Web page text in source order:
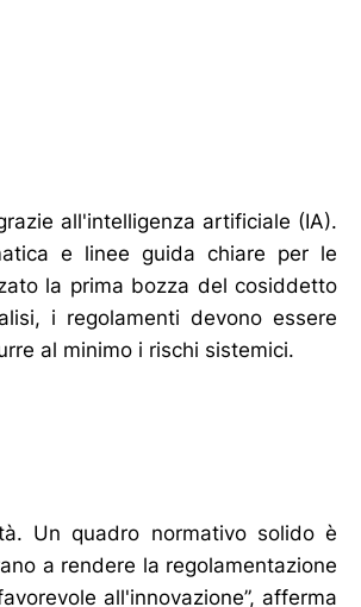
all'intelligenza artificiale (IA).
e linee guida chiare per le
la prima bozza del cosiddetto
i regolamenti devono essere
al minimo i rischi sistemici.
Un quadro normativo solido è
a rendere la regolamentazione
all'innovazione”, afferma